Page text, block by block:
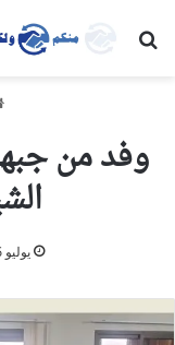
بحث عن
وفد من
يوليو 25, 2024